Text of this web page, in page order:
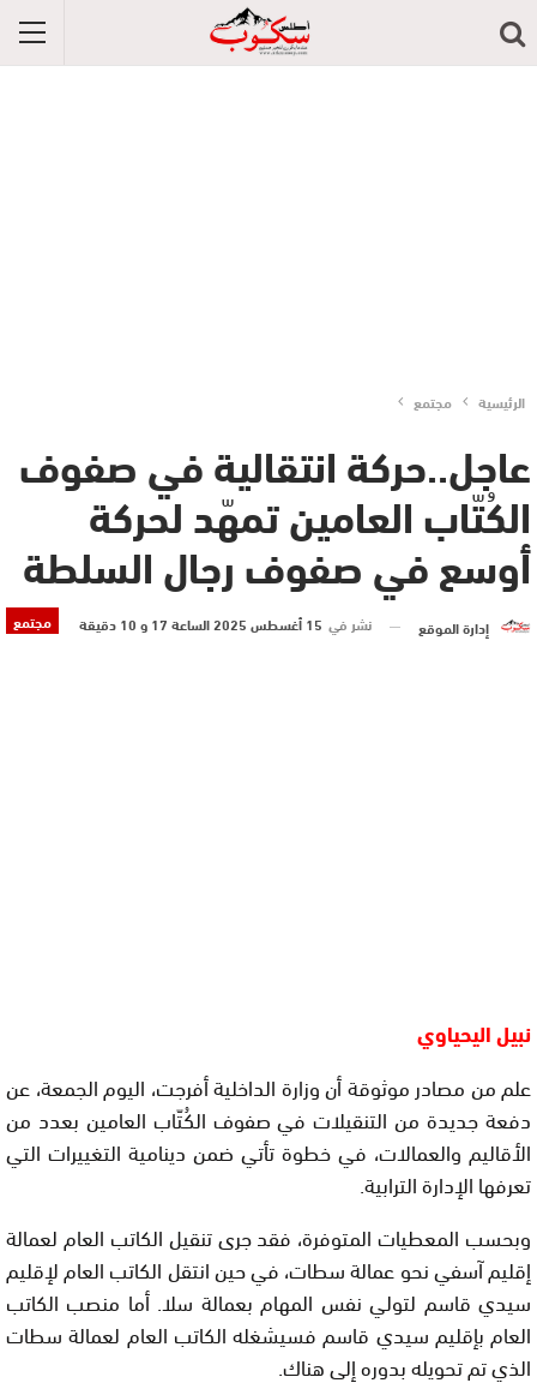
الرئيسية مجتمع
عاجل..حركة انتقالية في صفوف
الكُتّاب العامين تمهّد لحركة
أوسع في صفوف رجال السلطة
مجتمع إدارة الموقع نشر في 15 أغسطس 2025 الساعة 17 و 10 دقيقة
نبيل اليحياوي
علم من مصادر موثوقة أن وزارة الداخلية أفرجت، اليوم الجمعة، عن
دفعة جديدة من التنقيلات في صفوف الكُتّاب العامين بعدد من
الأقاليم والعمالات، في خطوة تأتي ضمن دينامية التغييرات التي
تعرفها الإدارة الترابية.
وبحسب المعطيات المتوفرة، فقد جرى تنقيل الكاتب العام لعمالة
إقليم آسفي نحو عمالة سطات، في حين انتقل الكاتب العام لإقليم
سيدي قاسم لتولي نفس المهام بعمالة سلا. أما منصب الكاتب
العام بإقليم سيدي قاسم فسيشغله الكاتب العام لعمالة سطات
الذي تم تحويله بدوره إلى هناك.